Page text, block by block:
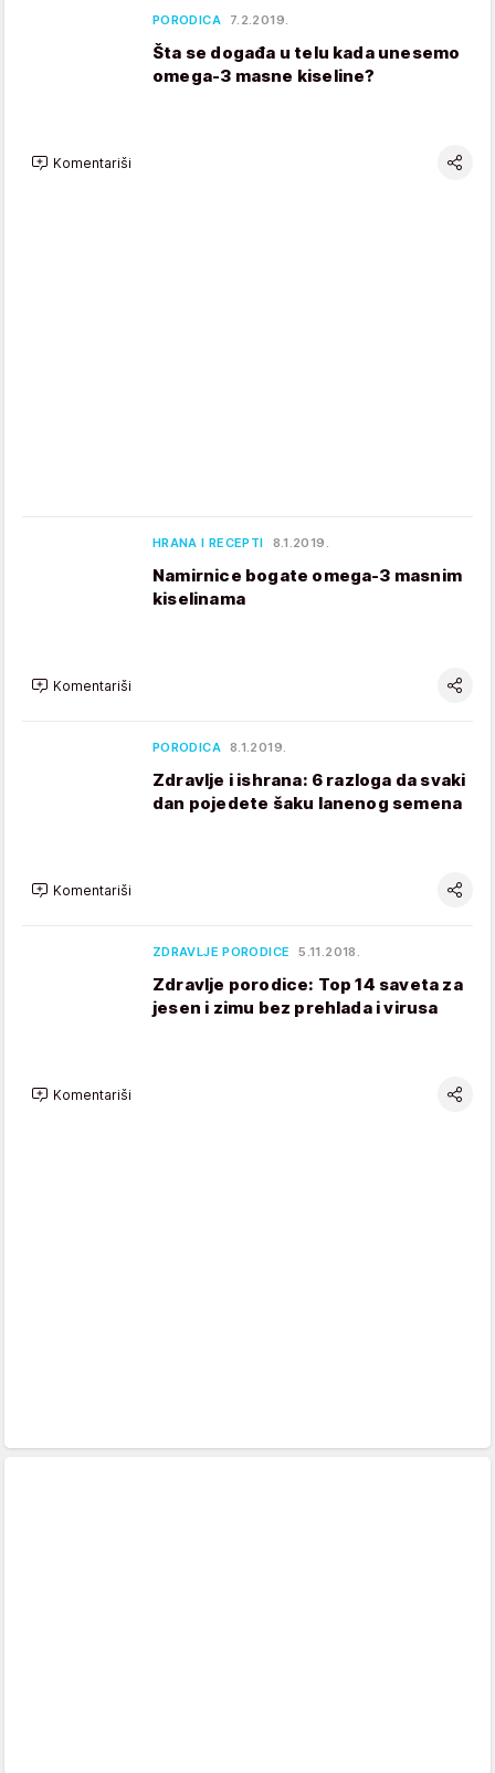
PORODICA 7.2.2019.
Šta se događa u telu kada unesemo
omega-3 masne kiseline?
Komentariši
HRANA I RECEPTI 8.1.2019.
Namirnice bogate omega-3 masnim
kiselinama
Komentariši
PORODICA 8.1.2019.
Zdravlje i ishrana: 6 razloga da svaki
dan pojedete šaku lanenog semena
Komentariši
ZDRAVLJE PORODICE 5.11.2018.
Zdravlje porodice: Top 14 saveta za
jesen i zimu bez prehlada i virusa
Komentariši